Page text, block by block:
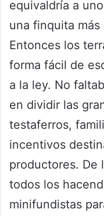
equivaldría a
una finquita
Entonces los
forma fácil de
a la ley. No
en dividir las
testaferros,
incentivos
productores. De
todos los
minifundistas